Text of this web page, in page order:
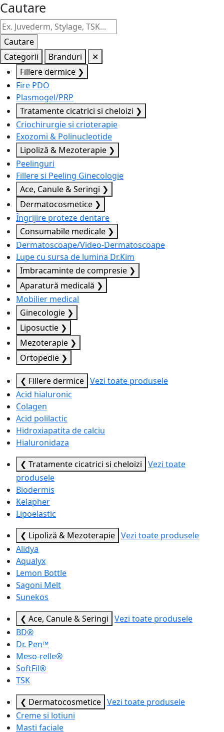
Cautare
Categorii Branduri
✕
Fillere dermice ❯
Fire PDO
Plasmogel/PRP
Tratamente cicatrici si cheloizi ❯
Criochirurgie si crioterapie
Exozomi & Polinucleotide
Lipoliză & Mezoterapie ❯
Peelinguri
Fillere si Peeling Ginecologie
Ace, Canule & Seringi ❯
Dermatocosmetice ❯
Îngrijire proteze dentare
Consumabile medicale ❯
Dermatoscoape/Video-Dermatoscoape
Lupe cu sursa de lumina Dr.Kim
Imbracaminte de compresie ❯
Aparatură medicală ❯
Mobilier medical
Ginecologie ❯
Liposuctie ❯
Mezoterapie ❯
Ortopedie ❯
❮ Fillere dermice Vezi toate produsele
Acid hialuronic
Colagen
Acid polilactic
Hidroxiapatita de calciu
Hialuronidaza
❮ Tratamente cicatrici si cheloizi Vezi toate
produsele
Biodermis
Kelapher
Lipoelastic
❮ Lipoliză & Mezoterapie Vezi toate produsele
Alidya
Aqualyx
Lemon Bottle
Sagoni Melt
Sunekos
❮ Ace, Canule & Seringi Vezi toate produsele
BD®
Dr. Pen™
Meso-relle®
SoftFil®
TSK
❮ Dermatocosmetice Vezi toate produsele
Creme si lotiuni
Masti faciale